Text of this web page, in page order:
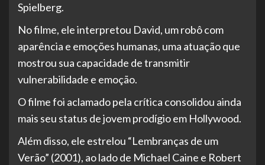
Spielberg.
No filme, ele interpretou David, um robô com
aparência e emoções humanas, uma atuação que
mostrou sua capacidade de transmitir
vulnerabilidade e emoção.
O filme foi aclamado pela crítica consolidou ainda
mais seu status de jovem prodígio em Hollywood.
Além disso, ele estrelou “Lembranças de um
Verão” (2001), ao lado de Michael Caine e Robert